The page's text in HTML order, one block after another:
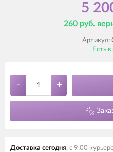
5
260 руб.
Артикул:
Есть
- +
Доставка сегодня, с 9:00